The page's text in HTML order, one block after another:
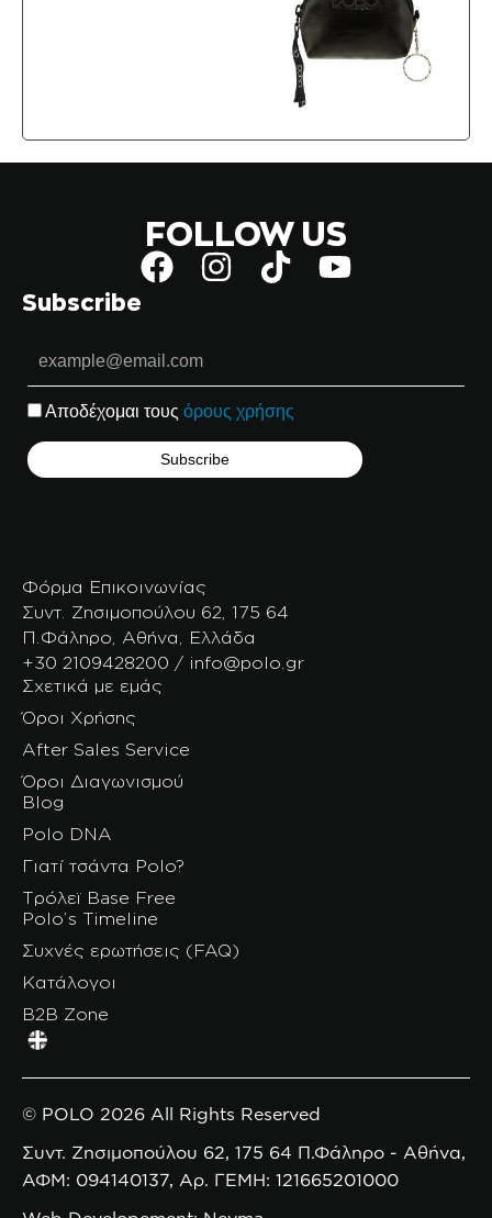
FOLLOW US
Subscribe
Αποδέχομαι τους όρους χρήσης
Φόρμα Επικοινωνίας
Συντ. Ζησιμοπούλου 62, 175 64
Π.Φάληρο, Αθήνα, Ελλάδα
+30 2109428200 / info@polo.gr
Σχετικά με εμάς
Όροι Χρήσης
After Sales Service
Όροι Διαγωνισμού
Blog
Polo DNA
Γιατί τσάντα Polo?
Τρόλεϊ Base Free
Polo’s Timeline
Συχνές ερωτήσεις (FAQ)
Κατάλογοι
B2B Zone
© POLO 2026 All Rights Reserved
Συντ. Ζησιμοπούλου 62, 175 64 Π.Φάληρο - Αθήνα,
ΑΦΜ: 094140137, Αρ. ΓΕΜΗ: 121665201000